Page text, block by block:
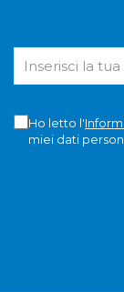
Ho letto l'
miei dati